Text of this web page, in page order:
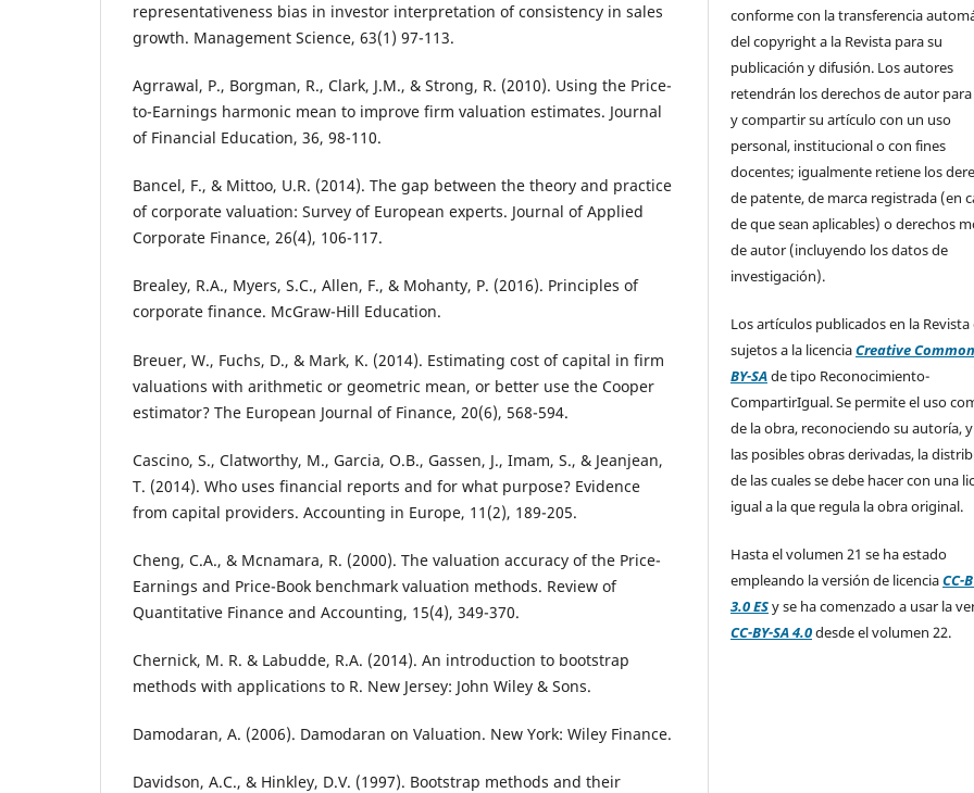
representativeness bias in investor interpretation of consistency in sales
growth. Management Science, 63(1) 97-113.
Agrrawal, P., Borgman, R., Clark, J.M., & Strong, R. (2010). Using the Price-
to-Earnings harmonic mean to improve firm valuation estimates. Journal
of Financial Education, 36, 98-110.
Bancel, F., & Mittoo, U.R. (2014). The gap between the theory and practice
of corporate valuation: Survey of European experts. Journal of Applied
Corporate Finance, 26(4), 106-117.
Brealey, R.A., Myers, S.C., Allen, F., & Mohanty, P. (2016). Principles of
corporate finance. McGraw-Hill Education.
Breuer, W., Fuchs, D., & Mark, K. (2014). Estimating cost of capital in firm
valuations with arithmetic or geometric mean, or better use the Cooper
estimator? The European Journal of Finance, 20(6), 568-594.
Cascino, S., Clatworthy, M., Garcia, O.B., Gassen, J., Imam, S., & Jeanjean,
T. (2014). Who uses financial reports and for what purpose? Evidence
from capital providers. Accounting in Europe, 11(2), 189-205.
Cheng, C.A., & Mcnamara, R. (2000). The valuation accuracy of the Price-
Earnings and Price-Book benchmark valuation methods. Review of
Quantitative Finance and Accounting, 15(4), 349-370.
Chernick, M. R. & Labudde, R.A. (2014). An introduction to bootstrap
methods with applications to R. New Jersey: John Wiley & Sons.
Damodaran, A. (2006). Damodaran on Valuation. New York: Wiley Finance.
Davidson, A.C., & Hinkley, D.V. (1997). Bootstrap methods and their
conforme con la transferencia
del copyright a la Revista para su
publicación y difusión. Los autores
retendrán los derechos de autor
y compartir su artículo con un uso
personal, institucional o con fines
docentes; igualmente retiene los
de patente, de marca registrada (en
de que sean aplicables) o derechos
de autor (incluyendo los datos de
investigación).
Los artículos publicados en la Revista
sujetos a la licenciaCreative
BY-SAde tipo Reconocimiento-
CompartirIgual. Se permite el uso
de la obra, reconociendo su autoría,
las posibles obras derivadas, la
de las cuales se debe hacer con una
igual a la que regula la obra original.
Hasta el volumen 21 se ha estado
empleando la versión de licenciaCC-
3.0 ESy se ha comenzado a usar la
CC-BY-SA 4.0desde el volumen 22.